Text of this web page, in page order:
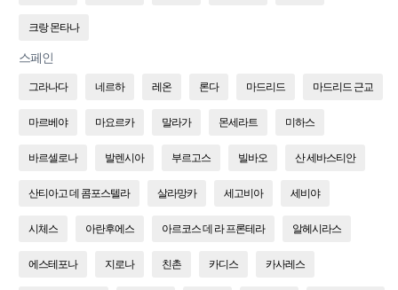
크랑 몬타나
스페인
그라나다 네르하 레온 론다 마드리드 마드리드 근교
마르베야 마요르카 말라가 몬세라트 미하스
바르셀로나 발렌시아 부르고스 빌바오 산 세바스티안
산티아고 데 콤포스텔라 살라망카 세고비아 세비야
시체스 아란후에스 아르코스 데 라 프론테라 알헤시라스
에스테포나 지로나 친촌 카디스 카사레스